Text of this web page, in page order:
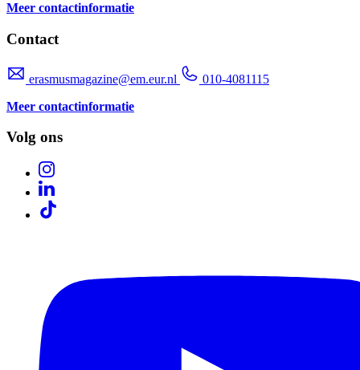
Meer contactinformatie
Contact
erasmusmagazine@em.eur.nl
010-4081115
Meer contactinformatie
Volg ons